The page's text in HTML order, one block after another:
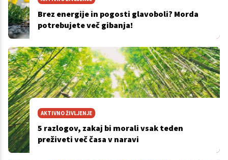
Brez energije in pogosti glavoboli? Morda
potrebujete več gibanja!
AKTIVNO ŽIVLJENJE
5 razlogov, zakaj bi morali vsak teden
preživeti več časa v naravi